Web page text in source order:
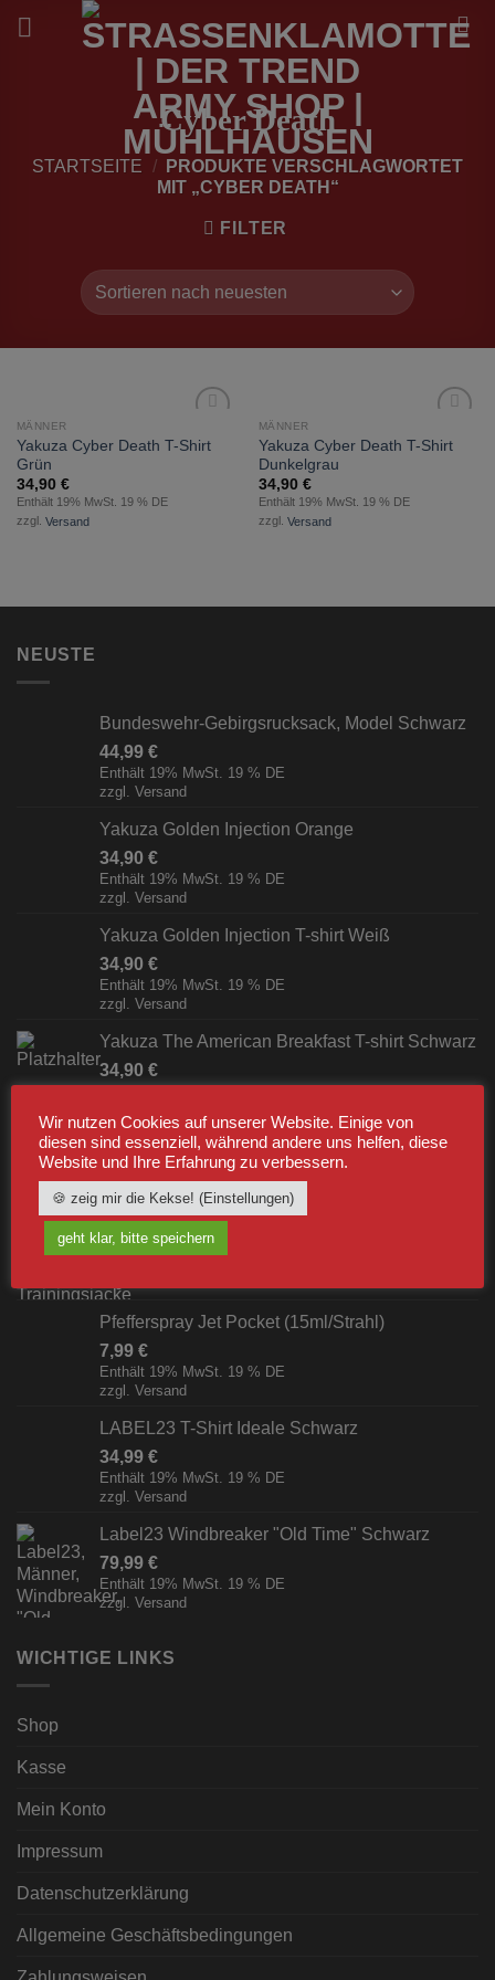
Inhalt
Cyber Death
STARTSEITE /
PRODUKTE VERSCHLAGWORTET
MIT „CYBER DEATH“
FILTER
Wunschliste
MÄNNER
Yakuza Cyber Death T-Shirt
Grün
34,90 €
Enthält 19% MwSt. 19 % DE
zzgl. Versand
Wunschliste
MÄNNER
Yakuza Cyber Death T-Shirt
Dunkelgrau
34,90 €
Enthält 19% MwSt. 19 % DE
zzgl. Versand
NEUSTE
Bundeswehr-Gebirgsrucksack, Model Schwarz
44,99 €
Enthält 19% MwSt. 19 % DE
zzgl. Versand
Yakuza Golden Injection Orange
34,90 €
Enthält 19% MwSt. 19 % DE
zzgl. Versand
Yakuza Golden Injection T-shirt Weiß
34,90 €
Enthält 19% MwSt. 19 % DE
zzgl. Versand
Yakuza The American Breakfast T-shirt Schwarz
34,90 €
Enthält 19% MwSt. 19 % DE
BESTSELLER
Label23 Trainingsjacke "TS 23 White"
Schwarz/Weiß [Digital]
Pfefferspray Jet Pocket (15ml/Strahl)
7,99 €
Enthält 19% MwSt. 19 % DE
zzgl. Versand
LABEL23 T-Shirt Ideale Schwarz
34,99 €
Enthält 19% MwSt. 19 % DE
zzgl. Versand
Label23 Windbreaker "Old Time" Schwarz
79,99 €
Enthält 19% MwSt. 19 % DE
zzgl. Versand
WICHTIGE LINKS
Shop
Kasse
Mein Konto
Impressum
Datenschutzerklärung
Allgemeine Geschäftsbedingungen
Wir nutzen Cookies auf unserer Website. Einige von
diesen sind essenziell, während andere uns helfen, diese
Website und Ihre Erfahrung zu verbessern.
🍪 zeig mir die Kekse! (Einstellungen)
geht klar, bitte speichern